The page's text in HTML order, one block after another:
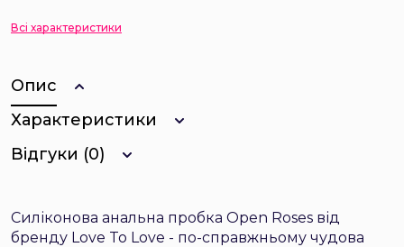
Всі характеристики
Опис
Характеристики
Відгуки (0)
Силіконова анальна пробка Open Roses від
бренду Love To Love - по-справжньому чудова